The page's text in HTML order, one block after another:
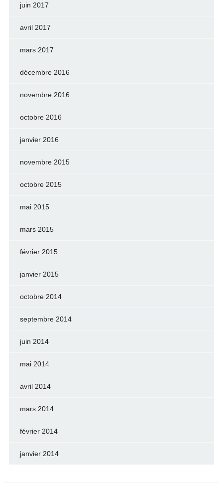
juin 2017
avril 2017
mars 2017
décembre 2016
novembre 2016
octobre 2016
janvier 2016
novembre 2015
octobre 2015
mai 2015
mars 2015
février 2015
janvier 2015
octobre 2014
septembre 2014
juin 2014
mai 2014
avril 2014
mars 2014
février 2014
janvier 2014